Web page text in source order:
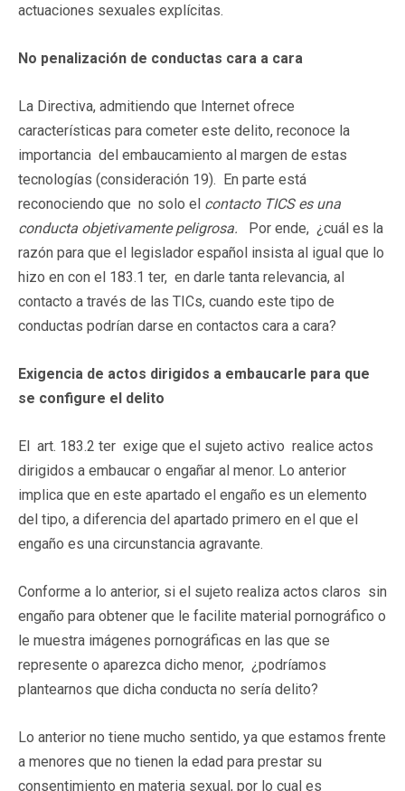
actuaciones sexuales explícitas.
No penalización de conductas cara a cara
La Directiva, admitiendo que Internet ofrece
características para cometer este delito, reconoce la
importancia del embaucamiento al margen de estas
tecnologías (consideración 19). En parte está
reconociendo que no solo el contacto TICS es una
conducta objetivamente peligrosa. Por ende, ¿cuál es la
razón para que el legislador español insista al igual que lo
hizo en con el 183.1 ter, en darle tanta relevancia, al
contacto a través de las TICs, cuando este tipo de
conductas podrían darse en contactos cara a cara?
Exigencia de actos dirigidos a embaucarle para que
se configure el delito
El art. 183.2 ter exige que el sujeto activo realice actos
dirigidos a embaucar o engañar al menor. Lo anterior
implica que en este apartado el engaño es un elemento
del tipo, a diferencia del apartado primero en el que el
engaño es una circunstancia agravante.
Conforme a lo anterior, si el sujeto realiza actos claros sin
engaño para obtener que le facilite material pornográfico o
le muestra imágenes pornográficas en las que se
represente o aparezca dicho menor, ¿podríamos
plantearnos que dicha conducta no sería delito?
Lo anterior no tiene mucho sentido, ya que estamos frente
a menores que no tienen la edad para prestar su
consentimiento en materia sexual, por lo cual es